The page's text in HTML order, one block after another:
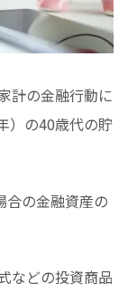
計の金融行動に
）の40歳代の貯
合の金融資産の
などの投資商品